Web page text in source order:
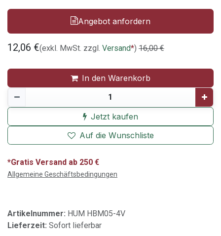
Angebot anfordern
12,06 €(exkl. MwSt. zzgl. Versand*) 16,00€
In den Warenkorb
Jetzt kaufen
Auf die Wunschliste
*Gratis Versand ab 250 €
Allgemeine Geschäftsbedingungen
Artikelnummer: HUM HBM05-4V
Lieferzeit: Sofort lieferbar